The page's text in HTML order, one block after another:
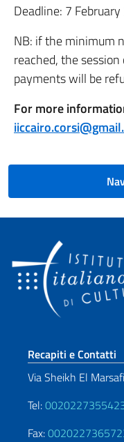
Deadline: 7
NB: if the minimum
reached, the
payments will be
For more
Sezione
Recapiti e Contatti
Via Sheikh El
Tel:
Fax: